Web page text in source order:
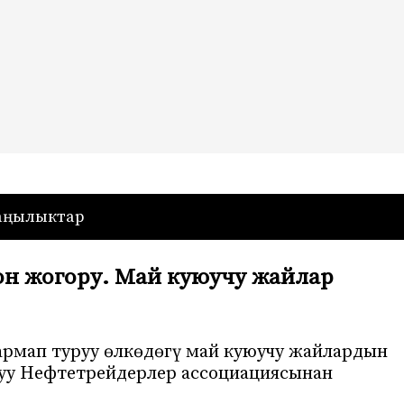
жогору. Май куюучу жайлар
туруу өлкөдөгү май куюучу жайлардын
Нефтетрейдерлер ассоциациясынан